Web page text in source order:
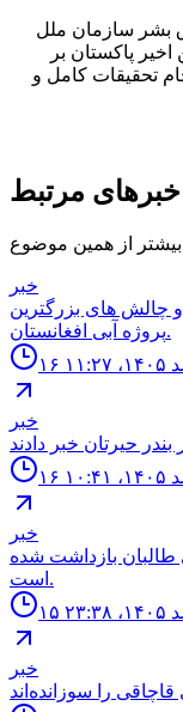
بشر سازمان ملل
پاکستان بر
تحقیقات کامل و
خبرهای مرتبط
از همین موضوع
خبر
چالش هاى بزرگترين
پروژه آبى افغانستان.
۱۱:۲۷
خبر
۱۰:۴۱
خبر
طالبان بازداشت شده
است.
۲۳:۳۸
خبر